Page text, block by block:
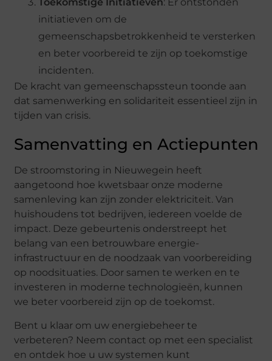
initiatieven om de
gemeenschapsbetrokkenheid te versterken
en beter voorbereid te zijn op toekomstige
incidenten.
De kracht van gemeenschapssteun toonde aan
dat samenwerking en solidariteit essentieel zijn in
tijden van crisis.
Samenvatting en Actiepunten
De stroomstoring in Nieuwegein heeft
aangetoond hoe kwetsbaar onze moderne
samenleving kan zijn zonder elektriciteit. Van
huishoudens tot bedrijven, iedereen voelde de
impact. Deze gebeurtenis onderstreept het
belang van een betrouwbare energie-
infrastructuur en de noodzaak van voorbereiding
op noodsituaties. Door samen te werken en te
investeren in moderne technologieën, kunnen
we beter voorbereid zijn op de toekomst.
Bent u klaar om uw energiebeheer te
verbeteren? Neem contact op met een specialist
en ontdek hoe u uw systemen kunt